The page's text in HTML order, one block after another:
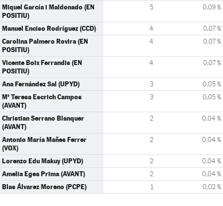
Miquel García i Maldonado (EN
POSITIU)
5 0,09 %
Manuel Enciso Rodríguez (CCD) 4 0,07 %
Carolina Palmero Rovira (EN
POSITIU)
4 0,07 %
Vicente Boix Ferrandis (EN
POSITIU)
4 0,07 %
Ana Fernández Sal (UPYD) 3 0,05 %
Mª Teresa Escrich Campos
(AVANT)
3 0,05 %
Christian Serrano Blanquer
(AVANT)
2 0,04 %
Antonio María Mañes Ferrer
(VOX)
2 0,04 %
Lorenzo Edu Makuy (UPYD) 2 0,04 %
Amelia Egea Prima (AVANT) 2 0,04 %
Blas Álvarez Moreno (PCPE) 1 0,02 %